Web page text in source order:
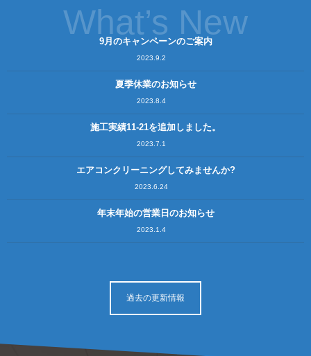
What’s New
9月のキャンペーンのご案内
2023.9.2
夏季休業のお知らせ
2023.8.4
施工実績11-21を追加しました。
2023.7.1
エアコンクリーニングしてみませんか?
2023.6.24
年末年始の営業日のお知らせ
2023.1.4
過去の更新情報